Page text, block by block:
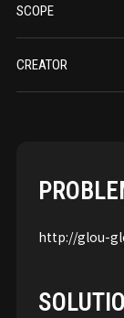
SCOPE
CREATOR
http://glou-